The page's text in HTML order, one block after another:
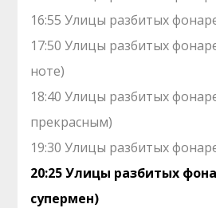
16:55 Улицы разбитых
17:50 Улицы разбитых
ноте)
18:40 Улицы разбитых
прекрасным)
19:30 Улицы разбитых
20:25 Улицы разбитых
супермен)